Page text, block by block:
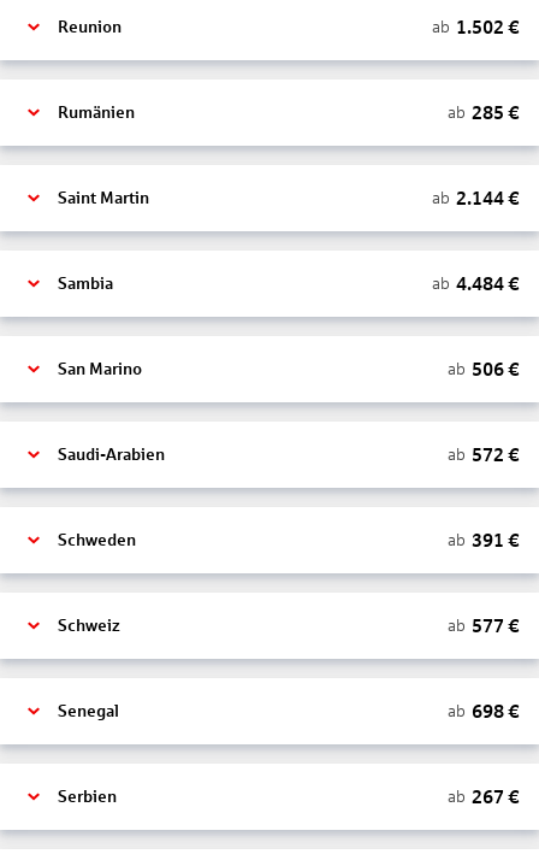
Reunion ab 1.502 €
Rumänien ab 285 €
Saint Martin ab 2.144€
Sambia ab 4.484€
San Marino ab 506€
Saudi-Arabien ab 572 €
Schweden ab 391 €
Schweiz ab 577 €
Senegal ab 698€
Serbien ab 267 €